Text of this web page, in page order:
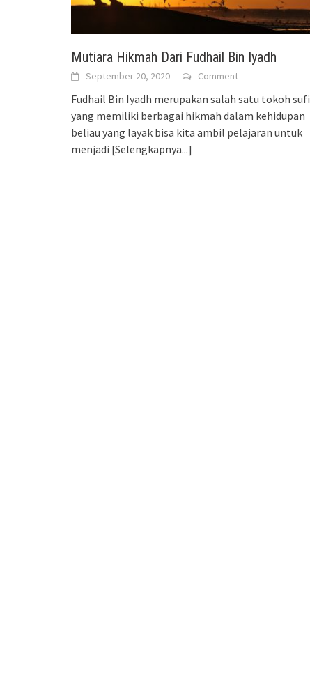
Mutiara Hikmah Dari Fudhail Bin Iyadh
September 20, 2020 Comment
Fudhail Bin Iyadh merupakan salah satu tokoh sufi
yang memiliki berbagai hikmah dalam kehidupan
beliau yang layak bisa kita ambil pelajaran untuk
menjadi [Selengkapnya...]